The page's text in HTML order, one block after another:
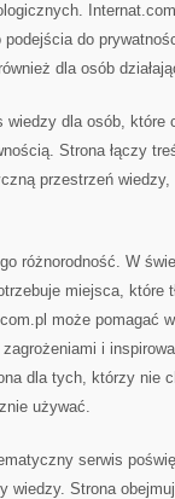
podejścia do
dla osób
wiedzy dla osób,
Strona łączy
przestrzeń
różnorodność. W
miejsca, które
może pomagać
i
dla tych, którzy nie
używać.
serwis
wiedzy. Strona